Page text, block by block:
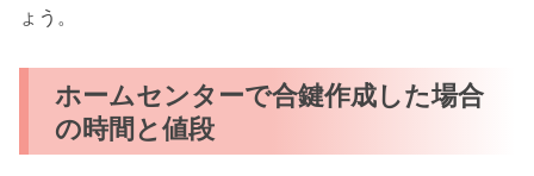
ょう。
ホームセンターで合鍵作成した場合
の時間と値段